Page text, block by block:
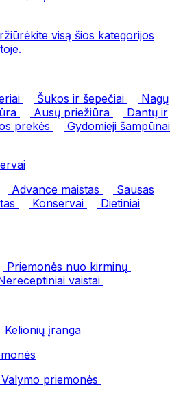
visą šios kategorijos
Šukos ir šepečiai
Nagų
Ausų priežiūra
Dantų ir
prekės
Gydomieji šampūnai
Advance maistas
Sausas
Konservai
Dietiniai
Priemonės nuo kirminų
vaistai
Kelionių įranga
Valymo priemonės